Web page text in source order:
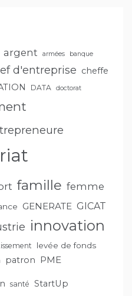
argent armées banque
d'entreprise cheffe
DATA doctorat
famille femme
GENERATE GICAT
innovation
levée de fonds
patron PME
santé StartUp